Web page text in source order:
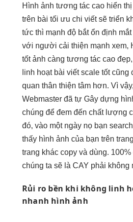
Hình ảnh tương tác cao hiển thị
trên bài tối ưu chi viết sẽ triển
tức thì mạnh độ bắtổn định
với người cải thiện mạnh xem,
tốtảnh càng tương tác cao
linh hoạtbài viếtscale tốtcũng
quan thân thiện tâm hơn. Vì
Webmaster đã tự Gây dựng
chúng để đem đến chất lượng
đó, vào một ngày nọ bạn
thấy hình ảnh của bạn trên
trang khác copy và dùng.
chúng ta sẽ là CAY phải không
Rủi ro bền khi không linh
nhanh hình ảnh